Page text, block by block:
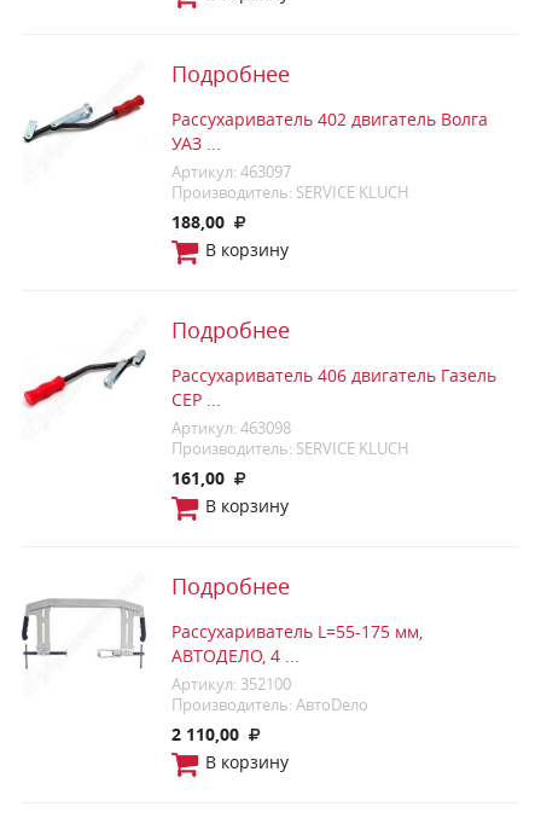
Подробнее
Рассухариватель 402 двигатель Волга
УАЗ ...
Артикул: 463097
Производитель: SERVICE KLUCH
188,00
В корзину
Подробнее
Рассухариватель 406 двигатель Газель
СЕР ...
Артикул: 463098
Производитель: SERVICE KLUCH
161,00
В корзину
Подробнее
Рассухариватель L=55-175 мм,
АВТОДЕЛО, 4 ...
Артикул: 352100
Производитель: АвтоDело
2 110,00
В корзину